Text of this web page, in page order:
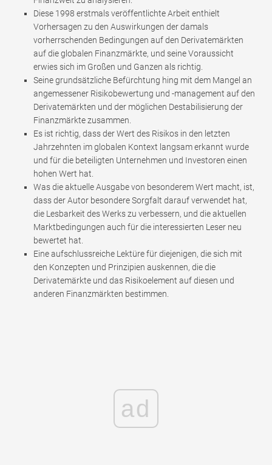
Diese 1998 erstmals veröffentlichte Arbeit enthielt
Vorhersagen zu den Auswirkungen der damals
vorherrschenden Bedingungen auf den Derivatemärkten
auf die globalen Finanzmärkte, und seine Voraussicht
erwies sich im Großen und Ganzen als richtig.
Seine grundsätzliche Befürchtung hing mit dem Mangel an
angemessener Risikobewertung und -management auf den
Derivatemärkten und der möglichen Destabilisierung der
Finanzmärkte zusammen.
Es ist richtig, dass der Wert des Risikos in den letzten
Jahrzehnten im globalen Kontext langsam erkannt wurde
und für die beteiligten Unternehmen und Investoren einen
hohen Wert hat.
Was die aktuelle Ausgabe von besonderem Wert macht, ist,
dass der Autor besondere Sorgfalt darauf verwendet hat,
die Lesbarkeit des Werks zu verbessern, und die aktuellen
Marktbedingungen auch für die interessierten Leser neu
bewertet hat.
Eine aufschlussreiche Lektüre für diejenigen, die sich mit
den Konzepten und Prinzipien auskennen, die die
Derivatemärkte und das Risikoelement auf diesen und
anderen Finanzmärkten bestimmen.
ad